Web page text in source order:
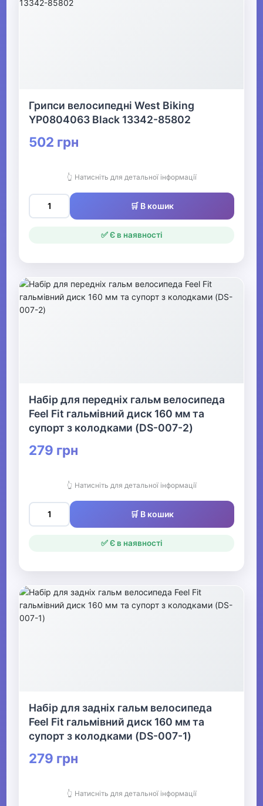
Грипси велосипедні West Biking
YP0804063 Black 13342-85802
502 грн
👆 Натисніть для детальної інформації
🛒 В кошик
✅ Є в наявності
Набір для передніх гальм велосипеда
Feel Fit гальмівний диск 160 мм та
супорт з колодками (DS-007-2)
279 грн
👆 Натисніть для детальної інформації
🛒 В кошик
✅ Є в наявності
Набір для задніх гальм велосипеда
Feel Fit гальмівний диск 160 мм та
супорт з колодками (DS-007-1)
279 грн
👆 Натисніть для детальної інформації